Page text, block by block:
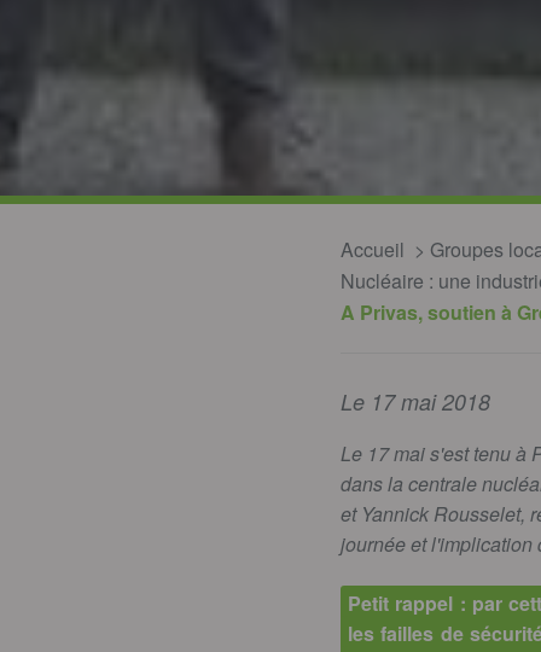
Accueil
Groupes
Nucléaire : une
A Privas, soutien à
Le 17 mai 2018
Le 17 mai s'est tenu à
dans la centrale
et Yannick Rousselet,
journée et l'implication
Petit rappel : par
les failles de